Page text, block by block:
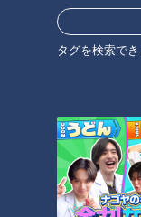
タグを検索で
ガッツポーズはしな
2橋本侑樹投手が“伝説
リン”に明かした理由
“根尾昂”を活かせな
～検証・与田ドラゴ